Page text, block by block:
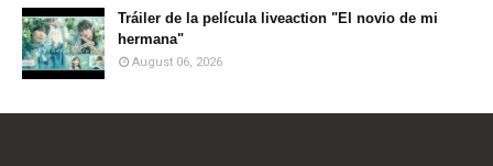
Tráiler de la película liveaction "El novio de mi
hermana"
August 06, 2026